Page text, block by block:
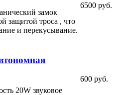
замок
защитой троса , что
и перекусывание.
6500 руб.
20W звуковое
600 руб.